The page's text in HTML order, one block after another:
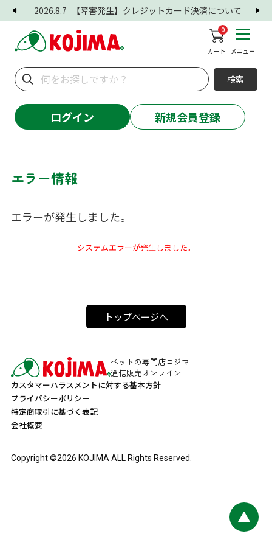
2026.8.7 【障害発生】クレジットカード決済について
0
カート メニュー
検索
ログイン 新規会員登録
エラー情報
エラーが発生しました。
システムエラーが発生しました。
トップページへ
ペットの専門店コジマ
通信販売オンライン
カスタマーハラスメントに対する基本方針
プライバシーポリシー
特定商取引に基づく表記
会社概要
Copyright ©2026 KOJIMA ALL Rights Reserved.